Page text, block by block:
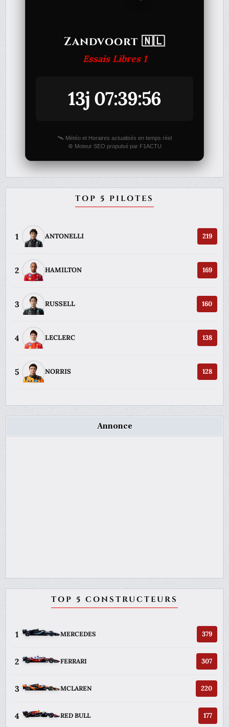
Zandvoort 🇳🇱
Essais Libres 1
13j 07:39:56
🛰️ Météo et Horaires actualisés en temps réel
⚙️ Moteur SEO propulsé par F1ACTU
TOP 5 PILOTES
1 ANTONELLI 219
2 HAMILTON 169
3 RUSSELL 160
4 LECLERC 138
5 NORRIS 128
Annonce
TOP 5 CONSTRUCTEURS
1 MERCEDES 379
2 FERRARI 307
3 MCLAREN 220
4 RED BULL 177